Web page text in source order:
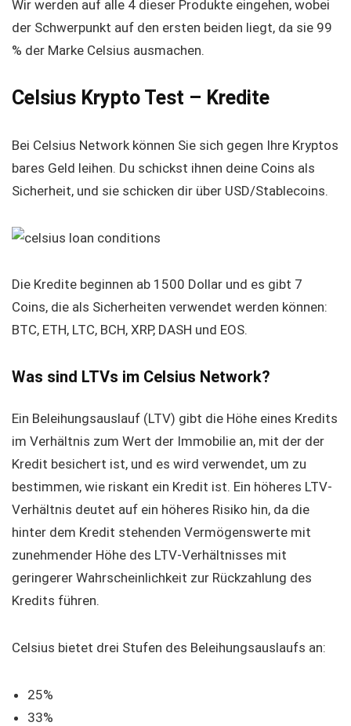
Wir werden auf alle 4 dieser Produkte eingehen, wobei
der Schwerpunkt auf den ersten beiden liegt, da sie 99
% der Marke Celsius ausmachen.
Celsius Krypto Test – Kredite
Bei Celsius Network können Sie sich gegen Ihre Kryptos
bares Geld leihen. Du schickst ihnen deine Coins als
Sicherheit, und sie schicken dir über USD/Stablecoins.
Die Kredite beginnen ab 1500 Dollar und es gibt 7
Coins, die als Sicherheiten verwendet werden können:
BTC, ETH, LTC, BCH, XRP, DASH und EOS.
Was sind LTVs im Celsius Network?
Ein Beleihungsauslauf (LTV) gibt die Höhe eines Kredits
im Verhältnis zum Wert der Immobilie an, mit der der
Kredit besichert ist, und es wird verwendet, um zu
bestimmen, wie riskant ein Kredit ist. Ein höheres LTV-
Verhältnis deutet auf ein höheres Risiko hin, da die
hinter dem Kredit stehenden Vermögenswerte mit
zunehmender Höhe des LTV-Verhältnisses mit
geringerer Wahrscheinlichkeit zur Rückzahlung des
Kredits führen.
Celsius bietet drei Stufen des Beleihungsauslaufs an:
25%
33%